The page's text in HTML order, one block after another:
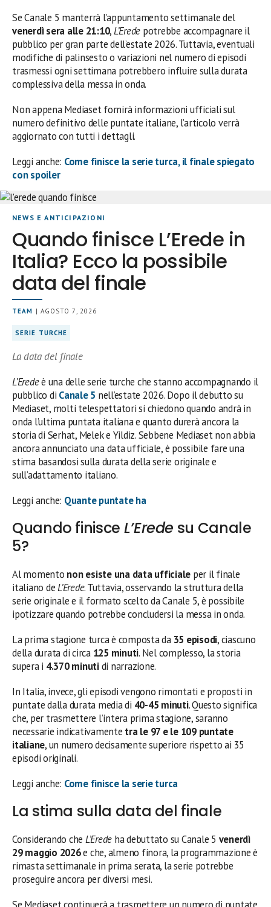
Se Canale 5 manterrà l’appuntamento settimanale del
venerdì sera alle 21:10,L’Erede potrebbe accompagnare il
pubblico per gran parte dell’estate 2026. Tuttavia, eventuali
modifiche di palinsesto o variazioni nel numero di episodi
trasmessi ogni settimana potrebbero influire sulla durata
complessiva della messa in onda.
Non appena Mediaset fornirà informazioni ufficiali sul
numero definitivo delle puntate italiane, l’articolo verrà
aggiornato con tutti i dettagli.
Leggi anche: Come finisce la serie turca, il finale spiegato
con spoiler
NEWS E ANTICIPAZIONI
Quando finisce L’Erede in
Italia? Ecco la possibile
data del finale
TEAM | AGOSTO 7, 2026
SERIE TURCHE
La data del finale
L’Eredeè una delle serie turche che stanno accompagnando il
pubblico di Canale 5 nell’estate 2026. Dopo il debutto su
Mediaset, molti telespettatori si chiedono quando andrà in
onda l’ultima puntata italiana e quanto durerà ancora la
storia di Serhat, Melek e Yildiz. Sebbene Mediaset non abbia
ancora annunciato una data ufficiale, è possibile fare una
stima basandosi sulla durata della serie originale e
sull’adattamento italiano.
Leggi anche: Quante puntate ha
Quando finisce L’Erede su Canale
5?
Al momento non esiste una data ufficiale per il finale
italiano deL’Erede. Tuttavia, osservando la struttura della
serie originale e il formato scelto da Canale 5, è possibile
ipotizzare quando potrebbe concludersi la messa in onda.
La prima stagione turca è composta da 35 episodi, ciascuno
della durata di circa 125 minuti. Nel complesso, la storia
supera i 4.370 minutidi narrazione.
In Italia, invece, gli episodi vengono rimontati e proposti in
puntate dalla durata media di 40-45 minuti. Questo significa
che, per trasmettere l’intera prima stagione, saranno
necessarie indicativamente tra le 97 e le 109 puntate
italiane, un numero decisamente superiore rispetto ai 35
episodi originali.
Leggi anche: Come finisce la serie turca
La stima sulla data del finale
Considerando che L’Erede ha debuttato su Canale 5 venerdì
29 maggio 2026e che, almeno finora, la programmazione è
rimasta settimanale in prima serata, la serie potrebbe
proseguire ancora per diversi mesi.